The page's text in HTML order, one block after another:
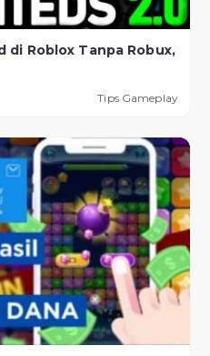
di Roblox Tanpa Robux,
Tips Gameplay